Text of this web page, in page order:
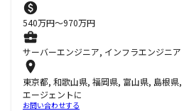
540万円〜970万円
サーバーエンジニア, インフラエンジニア
東京都, 和歌山県, 福岡県, 富山県, 島根県
エージェントに
お問い合わせする